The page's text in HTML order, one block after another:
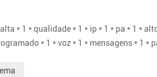
* 1 * qualidade * 1 * ip * 1 * pa * 1 *
* 1 * voz * 1 * mensagens * 1 *